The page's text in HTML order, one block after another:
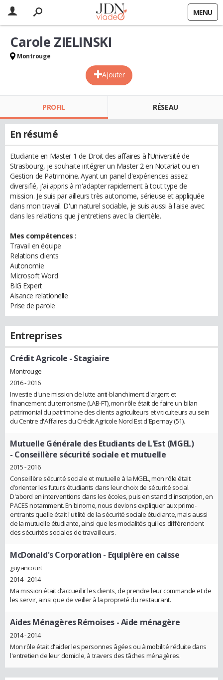
MENU
Ajouter
Carole ZIELINSKI
Montrouge
PROFIL RÉSEAU
En résumé
Etudiante en Master 1 de Droit des affaires à l'Université de
Strasbourg, je souhaite intégrer un Master 2 en Notariat ou en
Gestion de Patrimoine. Ayant un panel d'expériences assez
diversifié, j'ai appris à m'adapter rapidement à tout type de
mission. Je suis par ailleurs très autonome, sérieuse et appliquée
dans mon travail. D'un naturel sociable, je suis aussi à l'aise avec
dans les relations que j'entretiens avec la clientèle.
Mes compétences :
Travail en équipe
Relations clients
Autonomie
Microsoft Word
BIG Expert
Aisance relationelle
Prise de parole
Entreprises
Crédit Agricole - Stagiaire
Montrouge
2016 - 2016
Investie d'une mission de lutte anti-blanchiment d'argent et
financement du terrorisme (LAB-FT), mon rôle était de faire un bilan
patrimonial du patrimoine des clients agriculteurs et viticulteurs au sein
du Centre d'Affaires du Crédit Agricole Nord Est d'Epernay (51).
Mutuelle Générale des Etudiants de L'Est (MGEL)
- Conseillère sécurité sociale et mutuelle
2015 - 2016
Conseillère sécurité sociale et mutuelle à la MGEL, mon rôle était
d’orienter les futurs étudiants dans leur choix de sécurité social.
D'abord en interventions dans les écoles, puis en stand d'inscription, en
PACES notamment. En binome, nous devions expliquer aux primo-
entrants quelle était l'utilité de la sécurité sociale étudiante, mais aussi
de la mutuelle étudiante, ainsi que les modalités qui les différencient
des sécurités sociales de travailleurs.
McDonald's Corporation - Equipière en caisse
guyancourt
2014 - 2014
Ma mission était d’accueillir les clients, de prendre leur commande et de
les servir, ainsi que de veiller à la propreté du restaurant.
Aides Ménagères Rémoises- Aide ménagère
2014 - 2014
Mon rôle était d'aider les personnes âgées ou à mobilité réduite dans
l'entretien de leur domicile, à travers des tâches ménagères.